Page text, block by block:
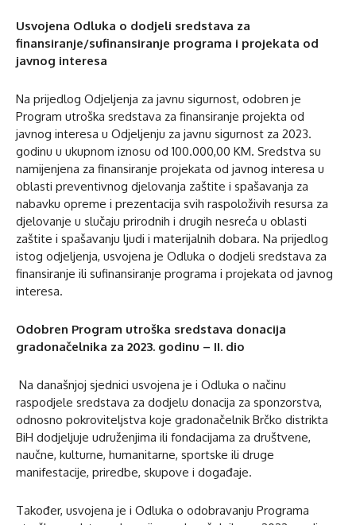
Usvojena Odluka o dodjeli sredstava za
finansiranje/sufinansiranje programa i projekata od
javnog interesa
Na prijedlog Odjeljenja za javnu sigurnost, odobren je
Program utroška sredstava za finansiranje projekta od
javnog interesa u Odjeljenju za javnu sigurnost za 2023.
godinu u ukupnom iznosu od 100.000,00 KM. Sredstva su
namijenjena za finansiranje projekata od javnog interesa u
oblasti preventivnog djelovanja zaštite i spašavanja za
nabavku opreme i prezentacija svih raspoloživih resursa za
djelovanje u slučaju prirodnih i drugih nesreća u oblasti
zaštite i spašavanju ljudi i materijalnih dobara. Na prijedlog
istog odjeljenja, usvojena je Odluka o dodjeli sredstava za
finansiranje ili sufinansiranje programa i projekata od javnog
interesa.
Odobren Program utroška sredstava donacija
gradonačelnika za 2023. godinu – II. dio
Na današnjoj sjednici usvojena je i Odluka o načinu
raspodjele sredstava za dodjelu donacija za sponzorstva,
odnosno pokroviteljstva koje gradonačelnik Brčko distrikta
BiH dodjeljuje udruženjima ili fondacijama za društvene,
naučne, kulturne, humanitarne, sportske ili druge
manifestacije, priredbe, skupove i događaje.
Također, usvojena je i Odluka o odobravanju Programa